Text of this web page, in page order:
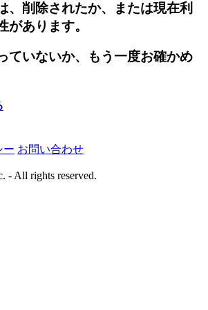
、削除されたか、または現在利
があります。
ていないか、もう一度お確かめ
ー お問い合わせ
- All rights reserved.